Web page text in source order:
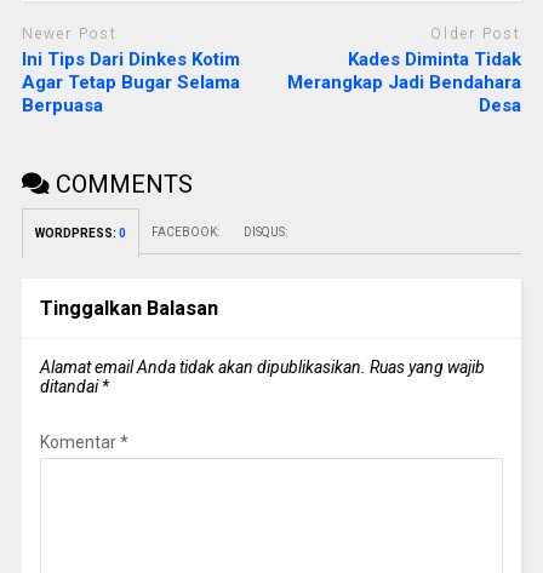
Newer Post
Ini Tips Dari Dinkes Kotim
Agar Tetap Bugar Selama
Berpuasa
Older Post
Kades Diminta Tidak
Merangkap Jadi Bendahara
Desa
COMMENTS
WORDPRESS: 0 FACEBOOK: DISQUS:
Tinggalkan Balasan
Alamat email Anda tidak akan dipublikasikan. Ruas yang wajib
ditandai*
Komentar*